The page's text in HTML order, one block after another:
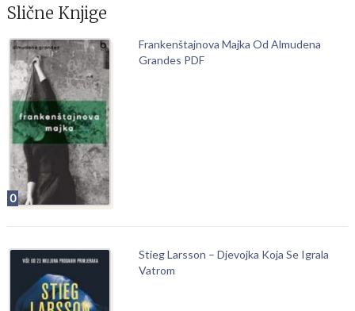
Slične Knjige
0
Frankenštajnova Majka Od Almudena
Grandes PDF
Stieg Larsson – Djevojka Koja Se Igrala
Vatrom